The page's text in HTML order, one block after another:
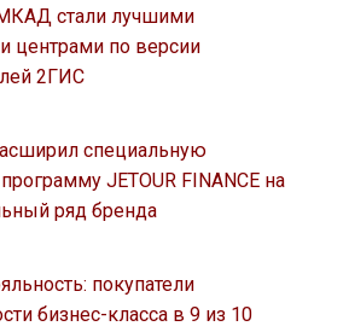
стали лучшими
центрами по версии
2ГИС
специальную
JETOUR FINANCE на
ряд бренда
покупатели
бизнес-класса в 9 из 10